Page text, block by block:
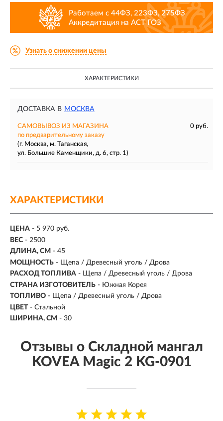
Работаем с 44ФЗ, 223ФЗ, 275ФЗ
Аккредитация на АСТ ГОЗ
Узнать о снижении цены
ХАРАКТЕРИСТИКИ
ДОСТАВКА В МОСКВА
САМОВЫВОЗ ИЗ МАГАЗИНА
0 руб.
по предварительному заказу
(г. Москва, м. Таганская,
ул. Большие Каменщики, д. 6, стр. 1)
ХАРАКТЕРИСТИКИ
ЦЕНА - 5 970 руб.
ВЕС - 2500
ДЛИНА, СМ - 45
МОЩНОСТЬ - Щепа / Древесный уголь / Дрова
РАСХОД ТОПЛИВА - Щепа / Древесный уголь / Дрова
СТРАНА ИЗГОТОВИТЕЛЬ - Южная Корея
ТОПЛИВО - Щепа / Древесный уголь / Дрова
ЦВЕТ - Стальной
ШИРИНА, СМ - 30
Отзывы о Складной мангал
KOVEA Magic 2 KG-0901